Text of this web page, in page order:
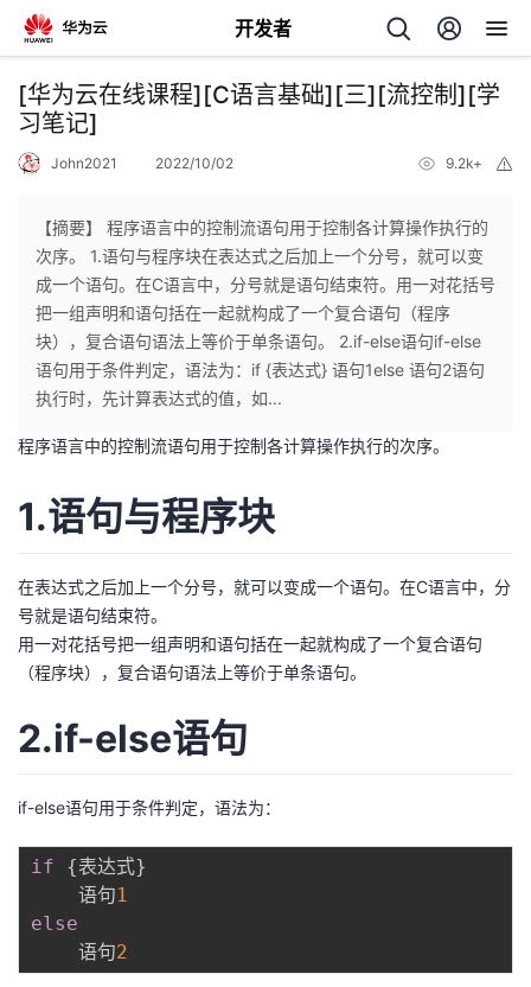
开发者
返
回
个
人
主
页
我
的
开
者
我
的
博
客
我
的
论
坛
我
的
圈
子
我
的
直
播
我
的
活
我
的
我
[华为云在线课程][C语言基础][三][流控制][学
习笔记]
John2021 2022/10/02 9.2k+
【摘要】 程序语言中的控制流语句用于控制各计算操作执行的
次序。 1.语句与程序块在表达式之后加上一个分号，就可以变
成一个语句。在C语言中，分号就是语句结束符。用一对花括号
把一组声明和语句括在一起就构成了一个复合语句（程序
块），复合语句语法上等价于单条语句。 2.if-else语句if-else
语句用于条件判定，语法为：if {表达式} 语句1else 语句2语句
执行时，先计算表达式的值，如...
程序语言中的控制流语句用于控制各计算操作执行的次序。
1.语句与程序块
在表达式之后加上一个分号，就可以变成一个语句。在C语言中，分
号就是语句结束符。
用一对花括号把一组声明和语句括在一起就构成了一个复合语句
（程序块），复合语句语法上等价于单条语句。
2.if-else语句
if-else语句用于条件判定，语法为：
if {表达式}
    语句
1
else
    语句
2